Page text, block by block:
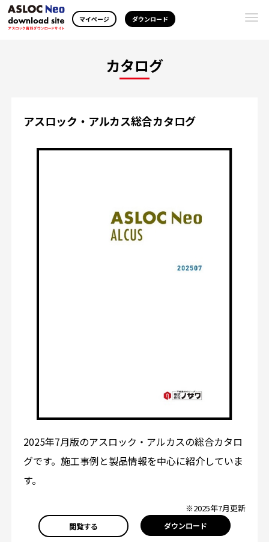
マイページ ダウンロード
カタログ
アスロック・アルカス総合カタログ
2025年7月版のアスロック・アルカスの総合カタロ
グです。施工事例と製品情報を中心に紹介していま
す。
※2025年7月更新
閲覧する ダウンロード